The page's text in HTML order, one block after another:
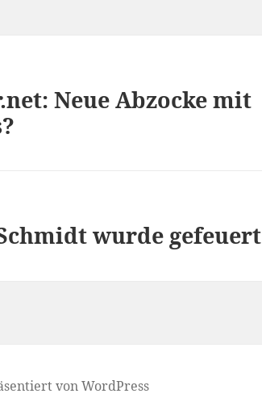
Neue Abzocke mit
wurde gefeuert
von WordPress